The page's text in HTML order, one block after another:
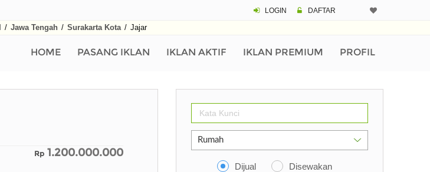
LOGIN DAFTAR
/ Jawa Tengah / Surakarta Kota / Jajar
HOME PASANG IKLAN IKLAN AKTIF IKLAN PREMIUM PROFIL
Rp 1.200.000.000
Dijual Disewakan